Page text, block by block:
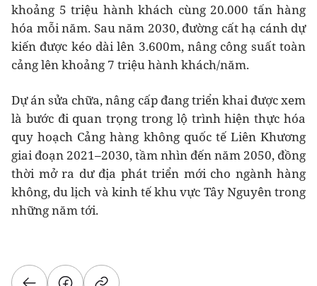
khoảng 5 triệu hành khách cùng 20.000 tấn hàng
hóa mỗi năm. Sau năm 2030, đường cất hạ cánh dự
kiến được kéo dài lên 3.600m, nâng công suất toàn
cảng lên khoảng 7 triệu hành khách/năm.
Dự án sửa chữa, nâng cấp đang triển khai được xem
là bước đi quan trọng trong lộ trình hiện thực hóa
quy hoạch Cảng hàng không quốc tế Liên Khương
giai đoạn 2021–2030, tầm nhìn đến năm 2050, đồng
thời mở ra dư địa phát triển mới cho ngành hàng
không, du lịch và kinh tế khu vực Tây Nguyên trong
những năm tới.